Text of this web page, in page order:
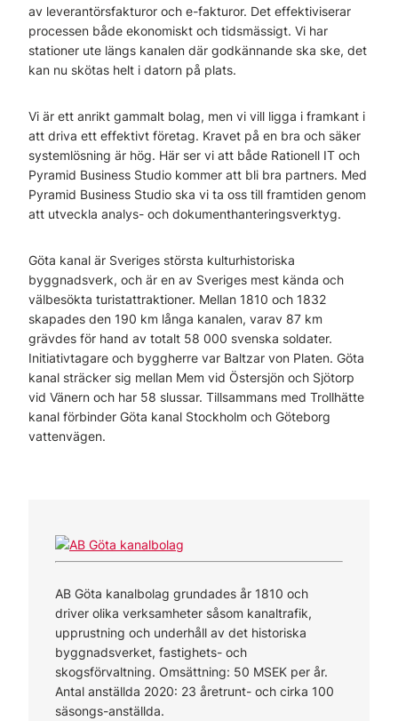
av leverantörsfakturor och e-fakturor. Det effektiviserar
processen både ekonomiskt och tidsmässigt. Vi har
stationer ute längs kanalen där godkännande ska ske, det
kan nu skötas helt i datorn på plats.
Vi är ett anrikt gammalt bolag, men vi vill ligga i framkant i
att driva ett effektivt företag. Kravet på en bra och säker
systemlösning är hög. Här ser vi att både Rationell IT och
Pyramid Business Studio kommer att bli bra partners. Med
Pyramid Business Studio ska vi ta oss till framtiden genom
att utveckla analys- och dokumenthanteringsverktyg.
Göta kanal är Sveriges största kulturhistoriska
byggnadsverk, och är en av Sveriges mest kända och
välbesökta turistattraktioner. Mellan 1810 och 1832
skapades den 190 km långa kanalen, varav 87 km
grävdes för hand av totalt 58 000 svenska soldater.
Initiativtagare och byggherre var Baltzar von Platen. Göta
kanal sträcker sig mellan Mem vid Östersjön och Sjötorp
vid Vänern och har 58 slussar. Tillsammans med Trollhätte
kanal förbinder Göta kanal Stockholm och Göteborg
vattenvägen.
AB Göta kanalbolag grundades år 1810 och
driver olika verksamheter såsom kanaltrafik,
upprustning och underhåll av det historiska
byggnadsverket, fastighets- och
skogsförvaltning. Omsättning: 50 MSEK per år.
Antal anställda 2020: 23 åretrunt- och cirka 100
säsongs-anställda.